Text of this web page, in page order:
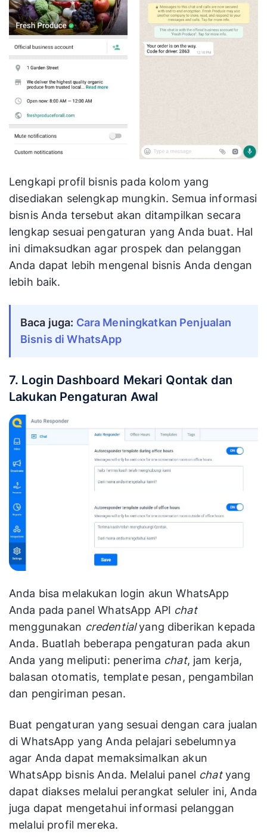
Lengkapi profil bisnis pada kolom yang
disediakan selengkap mungkin. Semua informasi
bisnis Anda tersebut akan ditampilkan secara
lengkap sesuai pengaturan yang Anda buat. Hal
ini dimaksudkan agar prospek dan pelanggan
Anda dapat lebih mengenal bisnis Anda dengan
lebih baik.
Baca juga: Cara Meningkatkan Penjualan
Bisnis di WhatsApp
7. Login Dashboard Mekari Qontak dan
Lakukan Pengaturan Awal
Anda bisa melakukan login akun WhatsApp
Anda pada panel WhatsApp API chat
menggunakan credentialyang diberikan kepada
Anda. Buatlah beberapa pengaturan pada akun
Anda yang meliputi: penerima chat, jam kerja,
balasan otomatis, template pesan, pengambilan
dan pengiriman pesan.
Buat pengaturan yang sesuai dengan cara jualan
di WhatsApp yang Anda pelajari sebelumnya
agar Anda dapat memaksimalkan akun
WhatsApp bisnis Anda. Melalui panel chatyang
dapat diakses melalui perangkat seluler ini, Anda
juga dapat mengetahui informasi pelanggan
melalui profil mereka.